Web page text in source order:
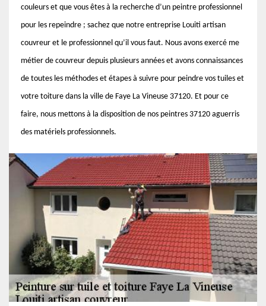
couleurs et que vous êtes à la recherche d’un peintre professionnel
pour les repeindre ; sachez que notre entreprise Louiti artisan
couvreur et le professionnel qu’il vous faut. Nous avons exercé me
métier de couvreur depuis plusieurs années et avons connaissances
de toutes les méthodes et étapes à suivre pour peindre vos tuiles et
votre toiture dans la ville de Faye La Vineuse 37120. Et pour ce
faire, nous mettons à la disposition de nos peintres 37120 aguerris
des matériels professionnels.